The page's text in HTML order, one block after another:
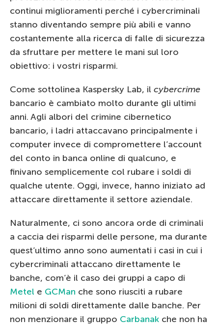
continui miglioramenti perché i cybercriminali
stanno diventando sempre più abili e vanno
costantemente alla ricerca di falle di sicurezza
da sfruttare per mettere le mani sul loro
obiettivo: i vostri risparmi.
Come sottolinea Kaspersky Lab, il cybercrime
bancario è cambiato molto durante gli ultimi
anni. Agli albori del crimine cibernetico
bancario, i ladri attaccavano principalmente i
computer invece di compromettere l’account
del conto in banca online di qualcuno, e
finivano semplicemente col rubare i soldi di
qualche utente. Oggi, invece, hanno iniziato ad
attaccare direttamente il settore aziendale.
Naturalmente, ci sono ancora orde di criminali
a caccia dei risparmi delle persone, ma durante
quest’ultimo anno sono aumentati i casi in cui i
cybercriminali attaccano direttamente le
banche, com’è il caso dei gruppi a capo di
Metel e GCMan che sono riusciti a rubare
milioni di soldi direttamente dalle banche. Per
non menzionare il gruppo Carbanak che non ha